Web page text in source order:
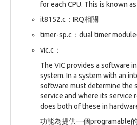
for each CPU. This is known
it8152.c：IRQ相關
timer-sp.c：dual timer
vic.c：
The VIC provides a software
system. In a system with an
software must determine the
service and where its service
does both of these in
功能為提供一個programable